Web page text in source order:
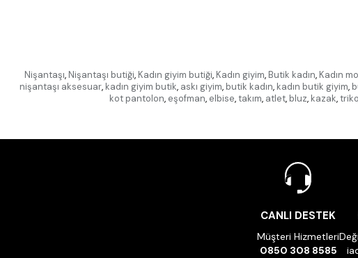
Nişantaşı, Nişantaşı butiği, Kadın giyim butiği, Kadın giyim, Butik kadın, Kadın
nişantaşı aksesuar, kadın giyim butik, askı giyim, butik kadın, kadın butik giyim,
kot pantolon, eşofman, elbise, takım, atlet, bluz, kazak, triko
CANLI DESTEK
Müşteri Hizmetleri
0850 308 8585